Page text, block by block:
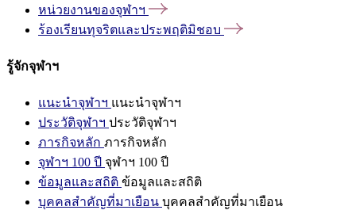
หน่วยงานของจุฬาฯ
ร้องเรียนทุจริตและประพฤติมิชอบ
รู้จักจุฬาฯ
แนะนำจุฬาฯ แนะนำจุฬาฯ
ประวัติจุฬาฯ ประวัติจุฬาฯ
ภารกิจหลัก ภารกิจหลัก
จุฬาฯ 100 ปี จุฬาฯ 100 ปี
ข้อมูลและสถิติ ข้อมูลและสถิติ
บุคคลสำคัญที่มาเยือน บุคคลสำคัญที่มาเยือน